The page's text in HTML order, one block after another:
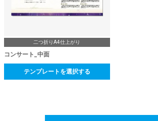
二つ折りA4仕上がり
コンサート_中面
テンプレートを選択する